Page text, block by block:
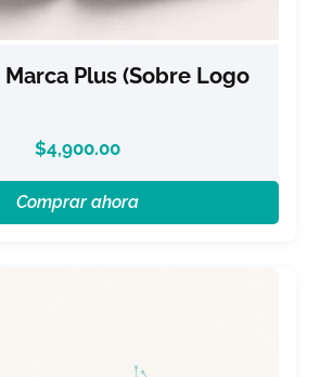
Marca Plus (sobre Logo
$4,900.00
Comprar ahora